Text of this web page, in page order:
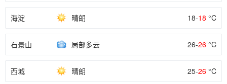
海淀 晴朗 18-18 °C
石景山 局部多云 26-26 °C
西城 晴朗 25-26 °C